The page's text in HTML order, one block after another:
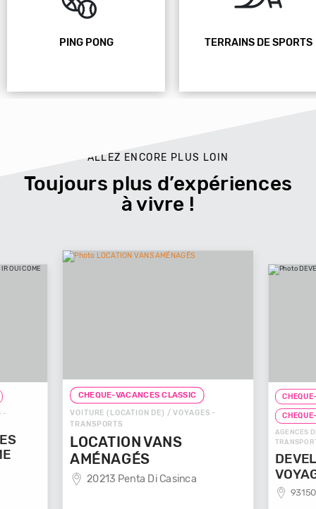
PING PONG TERRAINS DE SPORTS
ALLEZ ENCORE PLUS LOIN
Toujours plus d’expériences
à vivre !
-
CHEQUE-VACANCES CLASSIC
VOITURE (LOCATION DE) / VOYAGES -
TRANSPORTS
LOCATION VANS
AMÉNAGÉS
20213 Penta Di Casinca
AGENCES